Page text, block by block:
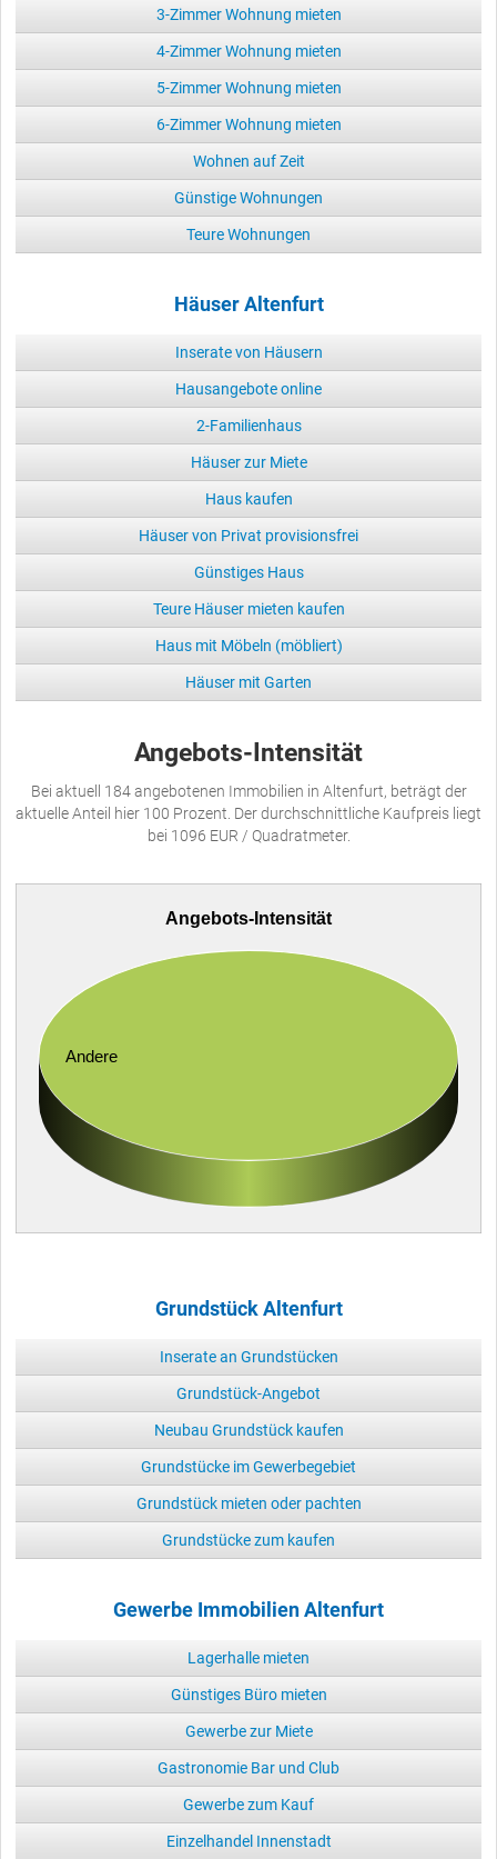
3-Zimmer Wohnung mieten
4-Zimmer Wohnung mieten
5-Zimmer Wohnung mieten
6-Zimmer Wohnung mieten
Wohnen auf Zeit
Günstige Wohnungen
Teure Wohnungen
Häuser Altenfurt
Inserate von Häusern
Hausangebote online
2-Familienhaus
Häuser zur Miete
Haus kaufen
Häuser von Privat provisionsfrei
Günstiges Haus
Teure Häuser mieten kaufen
Haus mit Möbeln (möbliert)
Häuser mit Garten
Angebots-Intensität
Bei aktuell 184 angebotenen Immobilien in Altenfurt, beträgt der
aktuelle Anteil hier 100 Prozent. Der durchschnittliche Kaufpreis liegt
bei 1096 EUR / Quadratmeter.
Angebots-Intensität
Andere
Grundstück Altenfurt
Inserate an Grundstücken
Grundstück-Angebot
Neubau Grundstück kaufen
Grundstücke im Gewerbegebiet
Grundstück mieten oder pachten
Grundstücke zum kaufen
Gewerbe Immobilien Altenfurt
Lagerhalle mieten
Günstiges Büro mieten
Gewerbe zur Miete
Gastronomie Bar und Club
Gewerbe zum Kauf
Einzelhandel Innenstadt